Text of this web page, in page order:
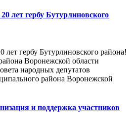
лет гербу Бутурлиновского
лет гербу Бутурлиновского района!
Воронежской области
народных депутатов
района Воронежской
и поддержка участников